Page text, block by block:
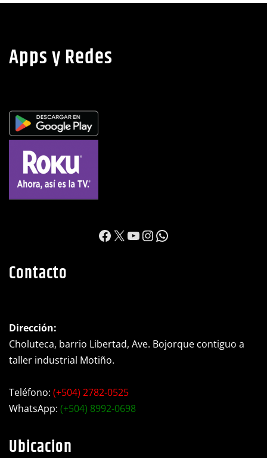
noticias Ago 6, 2026
Choluteca, barrio Libertad, Ave. Bojorque contiguo a
taller industrial Motiño.
WhatsApp:(+504) 8992-0698